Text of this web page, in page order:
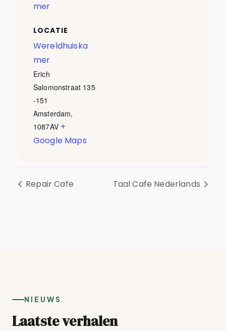
mer
LOCATIE
Wereldhuiska
mer
Erich
Salomonstraat 135
-151
Amsterdam,
1087AV +
Google Maps
Repair Cafe Taal Cafe Nederlands
NIEUWS
Laatste verhalen